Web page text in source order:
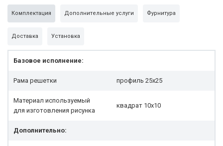
Комплектация Дополнительные услуги Фурнитура
Доставка Установка
Базовое исполнение:
Рама решетки профиль 25x25
Материал используемый
для изготовления рисунка
квадрат 10х10
Дополнительно: